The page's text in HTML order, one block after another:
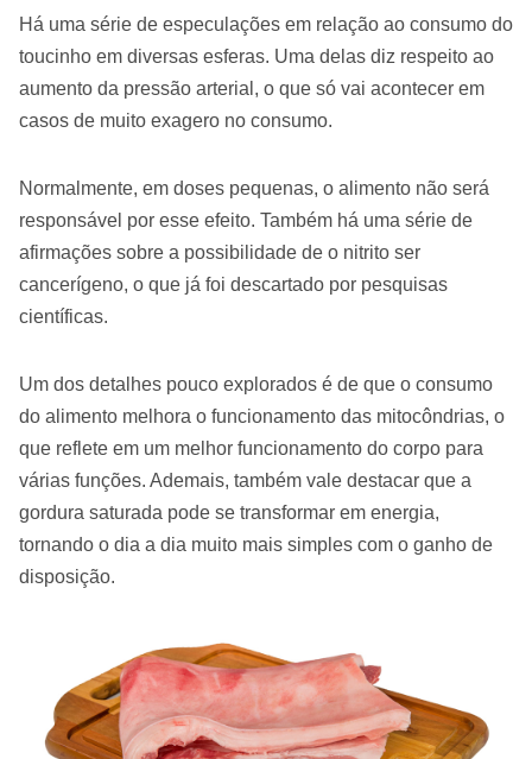
Há uma série de especulações em relação ao consumo do
toucinho em diversas esferas. Uma delas diz respeito ao
aumento da pressão arterial, o que só vai acontecer em
casos de muito exagero no consumo.
Normalmente, em doses pequenas, o alimento não será
responsável por esse efeito. Também há uma série de
afirmações sobre a possibilidade de o nitrito ser
cancerígeno, o que já foi descartado por pesquisas
científicas.
Um dos detalhes pouco explorados é de que o consumo
do alimento melhora o funcionamento das mitocôndrias, o
que reflete em um melhor funcionamento do corpo para
várias funções. Ademais, também vale destacar que a
gordura saturada pode se transformar em energia,
tornando o dia a dia muito mais simples com o ganho de
disposição.